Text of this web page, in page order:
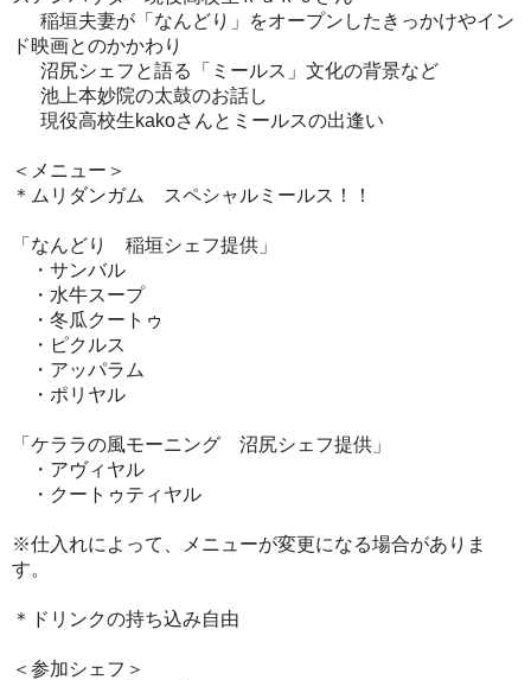
稲垣夫妻が「なんどり」をオープンしたきっかけやイン
ド映画とのかかわり
沼尻シェフと語る「ミールス」文化の背景など
池上本妙院の太鼓のお話し
現役高校生kakoさんとミールスの出逢い
＜メニュー＞
＊ムリダンガム スペシャルミールス！！
「なんどり 稲垣シェフ提供」
・サンバル
・水牛スープ
・冬瓜クートゥ
・ピクルス
・アッパラム
・ポリヤル
「ケララの風モーニング 沼尻シェフ提供」
・アヴィヤル
・クートゥティヤル
※仕入れによって、メニューが変更になる場合がありま
す。
＊ドリンクの持ち込み自由
＜参加シェフ＞